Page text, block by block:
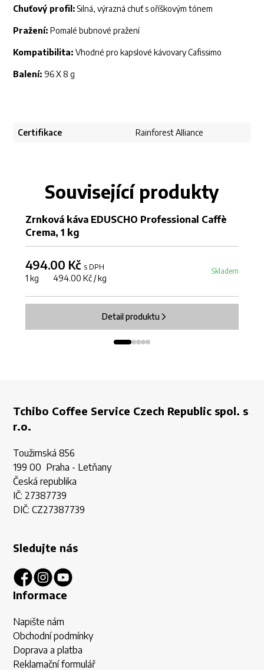
Chuťový profil: Silná, výrazná chuť s oříškovým tónem
Pražení:Pomalé bubnové pražení
Kompatibilita:Vhodné pro kapslové kávovary Cafissimo
Balení:96 X 8 g
Certifikace Rainforest Alliance
Související produkty
Zrnková káva EDUSCHO Professional Caffè
Crema, 1 kg
494.00 Kč s DPH
1 kg 494.00 Kč / kg
Skladem
Detail produktu
Tchibo Coffee Service Czech Republic spol. s
r.o.
Toužimská 856
199 00 Praha - Letňany
Česká republika
IČ: 27387739
DIČ: CZ27387739
Sledujte nás
Informace
Napište nám
Obchodní podmínky
Doprava a platba
Reklamační formulář